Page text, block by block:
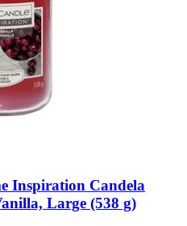
Inspiration Candela
Large (538 g)